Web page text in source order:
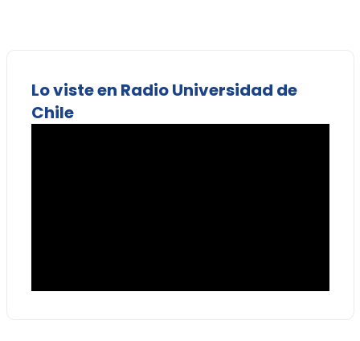
Lo viste en Radio Universidad de
Chile